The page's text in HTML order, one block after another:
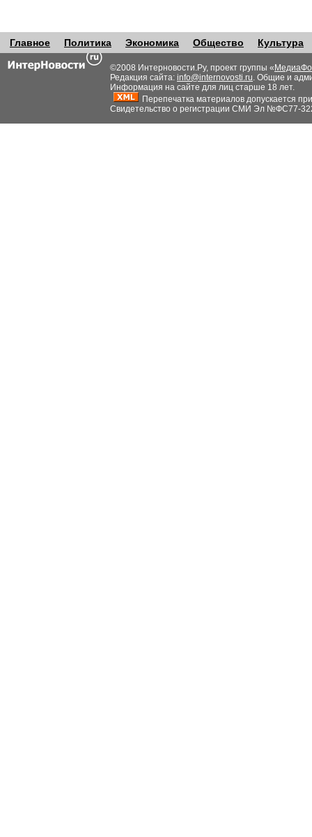
Главное Политика Экономика Общество Культура
©2008 Интерновости.Ру, проект группы «
Редакция сайта: info@internovosti.ru. Общие и
Информация на сайте для лиц старше 18 лет.
Перепечатка материалов допускается
Свидетельство о регистрации СМИ Эл №ФС77-